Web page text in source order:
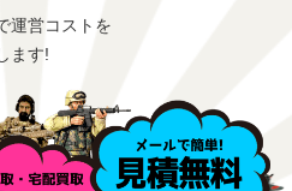
運営コストを
ます!